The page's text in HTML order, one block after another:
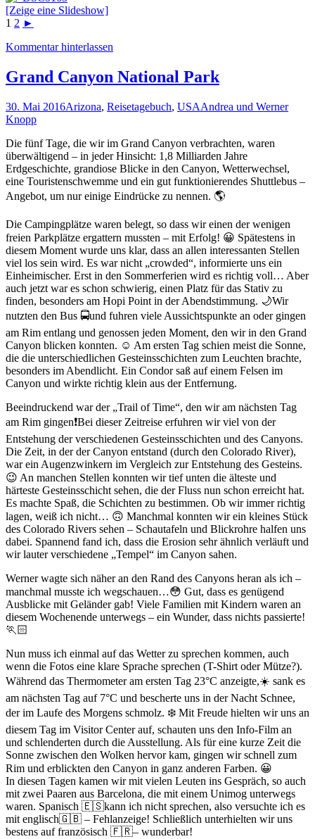
[Zeige eine Slideshow]
1 2 ►
Kommentar hinterlassen
Grand Canyon National Park
30. Mai 2016Arizona, Reisetagebuch, USAAndrea und Werner
Knopp
Die fünf Tage, die wir im Grand Canyon verbrachten, waren
überwältigend – in jeder Hinsicht: 1,8 Milliarden Jahre
Erdgeschichte, grandiose Blicke in den Canyon, Wetterwechsel,
eine Touristenschwemme und ein gut funktionierendes Shuttlebus –
Angebot, um nur einige Eindrücke zu nennen. 🌎
Die Campingplätze waren belegt, so dass wir einen der wenigen
freien Parkplätze ergattern mussten – mit Erfolg! 😀 Spätestens in
diesem Moment wurde uns klar, dass an allen interessanten Stellen
viel los sein wird. Es war nicht „crowded“, informierte uns ein
Einheimischer. Erst in den Sommerferien wird es richtig voll… Aber
auch jetzt war es schon schwierig, einen Platz für das Stativ zu
finden, besonders am Hopi Point in der Abendstimmung. 🌙Wir
nutzten den Bus 🚍und fuhren viele Aussichtspunkte an oder gingen
am Rim entlang und genossen jeden Moment, den wir in den Grand
Canyon blicken konnten. ☺️ Am ersten Tag schien meist die Sonne,
die die unterschiedlichen Gesteinsschichten zum Leuchten brachte,
besonders im Abendlicht. Ein Condor saß auf einem Felsen im
Canyon und wirkte richtig klein aus der Entfernung.
Beeindruckend war der „Trail of Time“, den wir am nächsten Tag
am Rim gingen❗️Bei dieser Zeitreise erfuhren wir viel von der
Entstehung der verschiedenen Gesteinsschichten und des Canyons.
Die Zeit, in der der Canyon entstand (durch den Colorado River),
war ein Augenzwinkern im Vergleich zur Entstehung des Gesteins.
😉 An manchen Stellen konnten wir tief unten die älteste und
härteste Gesteinsschicht sehen, die der Fluss nun schon erreicht hat.
Es machte Spaß, die Schichten zu bestimmen. Ob wir immer richtig
lagen, weiß ich nicht… 🙃 Manchmal konnten wir ein kleines Stück
des Colorado Rivers sehen – Schautafeln und Blickrohre halfen uns
dabei. Spannend fand ich, dass die Erosion sehr ähnlich verläuft und
wir lauter verschiedene „Tempel“ im Canyon sahen.
Werner wagte sich näher an den Rand des Canyons heran als ich –
manchmal musste ich wegschauen…😳 Gut, dass es genügend
Ausblicke mit Geländer gab! Viele Familien mit Kindern waren an
diesem Wochenende unterwegs – ein Wunder, dass nichts passierte!
🏃🏻
Nun muss ich einmal auf das Wetter zu sprechen kommen, auch
wenn die Fotos eine klare Sprache sprechen (T-Shirt oder Mütze?).
Während das Thermometer am ersten Tag 23°C anzeigte,☀️ sank es
am nächsten Tag auf 7°C und bescherte uns in der Nacht Schnee,
der im Laufe des Morgens schmolz. ❄️ Mit Freude hielten wir uns an
diesem Tag im Visitor Center auf, schauten uns den Info-Film an
und schlenderten durch die Ausstellung. Als für eine kurze Zeit die
Sonne zwischen den Wolken hervor kam, gingen wir schnell zum
Rim und erblickten den Canyon in ganz anderen Farben. 😀
In diesen Tagen kamen wir mit vielen Leuten ins Gespräch, so auch
mit zwei Paaren aus Barcelona, die mit einem Unimog unterwegs
waren. Spanisch 🇪🇸kann ich nicht sprechen, also versuchte ich es
mit englisch🇬🇧 – Fehlanzeige! Schließlich unterhielten wir uns
bestens auf französisch 🇫🇷– wunderbar!